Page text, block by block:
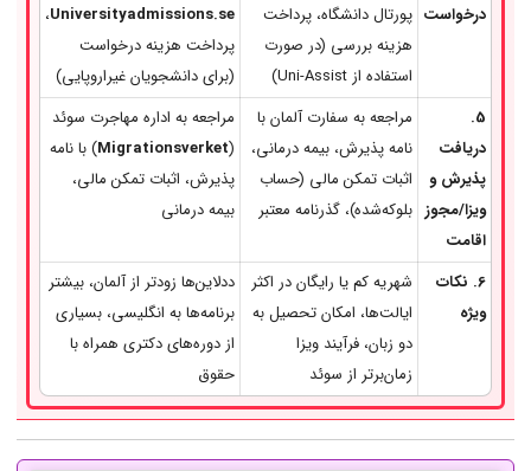
درخواست پورتال دانشگاه، پرداخت
هزینه بررسی (در صورت
استفاده از Uni-Assist)
Universityadmissions.se،
پرداخت هزینه درخواست
(برای دانشجویان غیراروپایی)
5.
دریافت
پذیرش و
ویزا/مجوز
اقامت
مراجعه به سفارت آلمان با
نامه پذیرش، بیمه درمانی،
اثبات تمکن مالی (حساب
بلوکه‌شده)، گذرنامه معتبر
مراجعه به اداره مهاجرت سوئد
(
Migrationsverket) با نامه
پذیرش، اثبات تمکن مالی،
بیمه درمانی
6. نکات
ویژه
شهریه کم یا رایگان در اکثر
ایالت‌ها، امکان تحصیل به
دو زبان، فرآیند ویزا
زمان‌برتر از سوئد
ددلاین‌ها زودتر از آلمان، بیشتر
برنامه‌ها به انگلیسی، بسیاری
از دوره‌های دکتری همراه با
حقوق